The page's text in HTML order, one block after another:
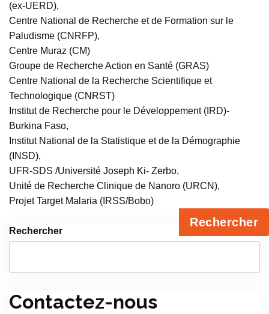
(ex-UERD),
Centre National de Recherche et de Formation sur le
Paludisme (CNRFP),
Centre Muraz (CM)
Groupe de Recherche Action en Santé (GRAS)
Centre National de la Recherche Scientifique et
Technologique (CNRST)
Institut de Recherche pour le Développement (IRD)-
Burkina Faso,
Institut National de la Statistique et de la Démographie
(INSD),
UFR-SDS /Université Joseph Ki- Zerbo,
Unité de Recherche Clinique de Nanoro (URCN),
Projet Target Malaria (IRSS/Bobo)
Rechercher
Rechercher
Contactez-nous